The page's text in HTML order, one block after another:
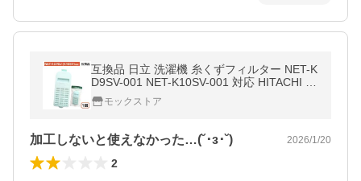
互換品 日立 洗濯機 糸くずフィルター NET-K
D9SV-001 NET-K10SV-001 対応 HITACHI 交
換品 部品 パーツ 洗濯槽 新しい フィルター
ゴミ取り ごみとりネット
モックストア
加工しないと使えなかった…(˘･з･˘) 2026/1/20
2